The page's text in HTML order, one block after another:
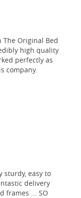
The Original Bed
high quality
perfectly as
company.
sturdy, easy to
delivery
frames ... SO